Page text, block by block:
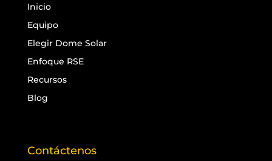
Inicio
Equipo
Elegir Dome Solar
Enfoque RSE
Recursos
Blog
Contáctenos